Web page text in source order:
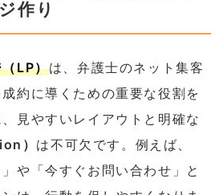
作り
LP）は、弁護士のネット集客
約に導くための重要な役割を
見やすいレイアウトと明確な
） は不可欠です。例えば、
」や「今すぐお問い合わせ」と